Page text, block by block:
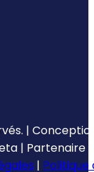
|
| Partenaire
| Politique